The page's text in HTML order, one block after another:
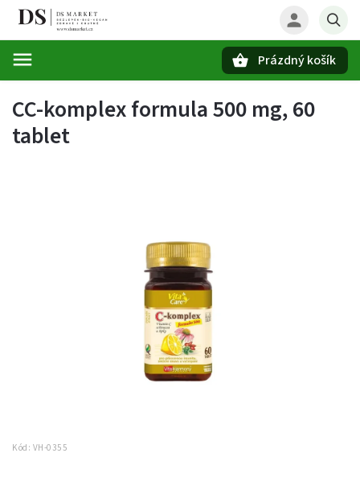
Prázdný košík
CC-komplex formula 500 mg, 60
tablet
Kód: VH-0355